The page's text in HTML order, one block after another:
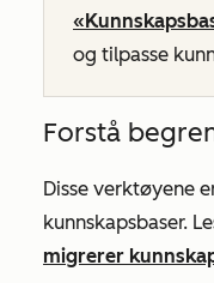
og tilpasse
Forstå
Disse verktøyene
kunnskapsbaser.
migrerer